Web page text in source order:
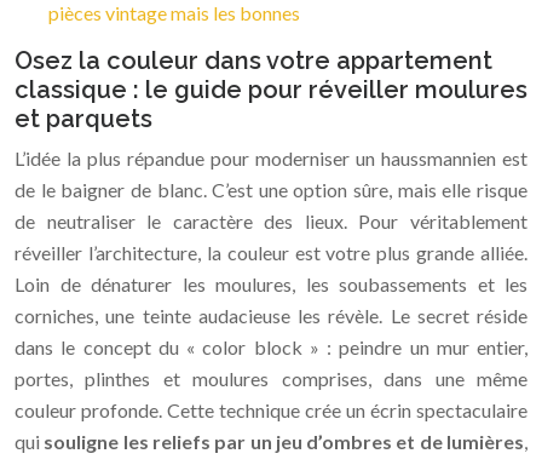
pièces vintage mais les bonnes
Osez la couleur dans votre appartement
classique : le guide pour réveiller moulures
et parquets
L’idée la plus répandue pour moderniser un haussmannien est
de le baigner de blanc. C’est une option sûre, mais elle risque
de neutraliser le caractère des lieux. Pour véritablement
réveiller l’architecture, la couleur est votre plus grande alliée.
Loin de dénaturer les moulures, les soubassements et les
corniches, une teinte audacieuse les révèle. Le secret réside
dans le concept du « color block » : peindre un mur entier,
portes, plinthes et moulures comprises, dans une même
couleur profonde. Cette technique crée un écrin spectaculaire
qui souligne les reliefs par un jeu d’ombres et de lumières,